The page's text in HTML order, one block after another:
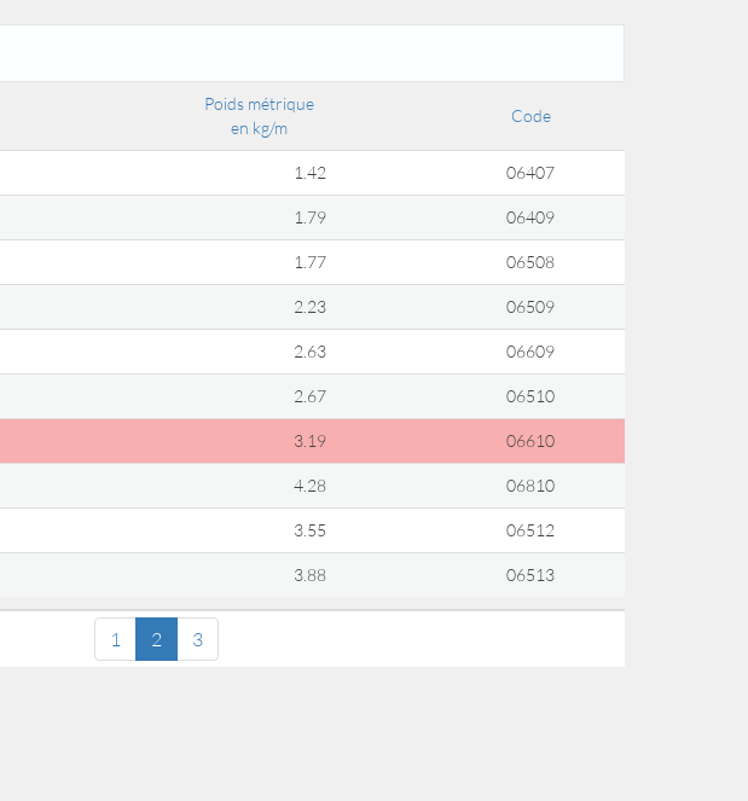
Poids métrique
en kg/m
Code
1.42 06407
1.79 06409
1.77 06508
2.23 06509
2.63 06609
2.67 06510
3.19 06610
4.28 06810
3.55 06512
3.88 06513
1 2 3